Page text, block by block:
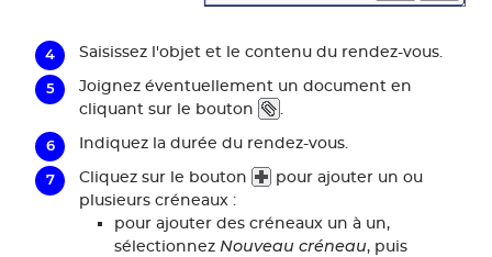
Saisissez l'objet et le contenu du rendez-vous.
Joignez éventuellement un document en
cliquant sur le bouton
Indiquez la durée du rendez-vous.
Cliquez sur le bouton
pour ajouter un ou
plusieurs créneaux :
pour ajouter des créneaux un à un,
sélectionnez Nouveau créneau, puis